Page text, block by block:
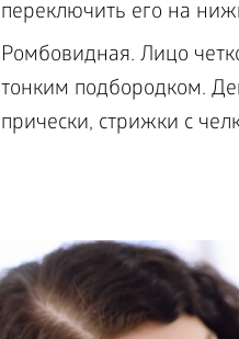
переключить его на
Ромбовидная. Лицо
тонким подбородком.
прически, стрижки с